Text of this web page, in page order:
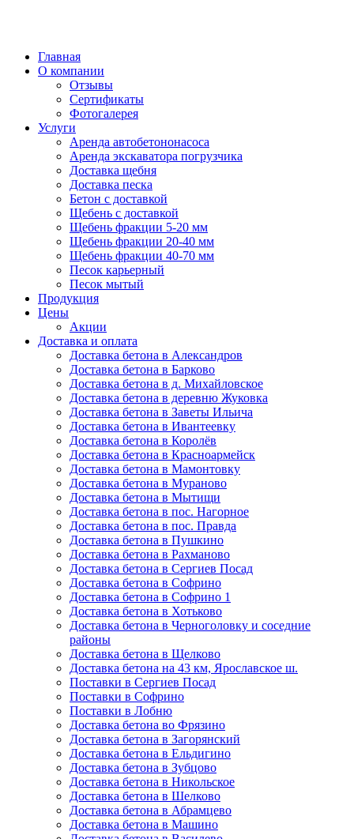
Главная
О компании
Отзывы
Сертификаты
Фотогалерея
Услуги
Аренда автобетононасоса
Аренда экскаватора погрузчика
Доставка щебня
Доставка песка
Бетон с доставкой
Щебень с доставкой
Щебень фракции 5-20 мм
Щебень фракции 20-40 мм
Щебень фракции 40-70 мм
Песок карьерный
Песок мытый
Продукция
Цены
Акции
Доставка и оплата
Доставка бетона в Александров
Доставка бетона в Барково
Доставка бетона в д. Михайловское
Доставка бетона в деревню Жуковка
Доставка бетона в Заветы Ильича
Доставка бетона в Ивантеевку
Доставка бетона в Королёв
Доставка бетона в Красноармейск
Доставка бетона в Мамонтовку
Доставка бетона в Мураново
Доставка бетона в Мытищи
Доставка бетона в пос. Нагорное
Доставка бетона в пос. Правда
Доставка бетона в Пушкино
Доставка бетона в Рахманово
Доставка бетона в Сергиев Посад
Доставка бетона в Софрино
Доставка бетона в Софрино 1
Доставка бетона в Хотьково
Доставка бетона в Черноголовку и соседние
районы
Доставка бетона в Щелково
Доставка бетона на 43 км, Ярославское ш.
Поставки в Сергиев Посад
Поставки в Софрино
Поставки в Лобню
Доставка бетона во Фрязино
Доставка бетона в Загорянский
Доставка бетона в Ельдигино
Доставка бетона в Зубцово
Доставка бетона в Никольское
Доставка бетона в Шелково
Доставка бетона в Абрамцево
Доставка бетона в Машино